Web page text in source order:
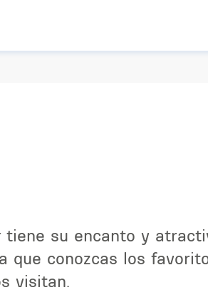
tiene su encanto y
que conozcas los
visitan.